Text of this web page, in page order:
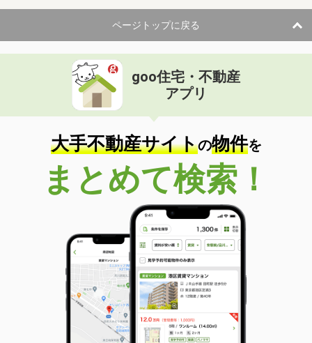
ページトップに戻る
goo住宅・不動産
アプリ
大手不動産サイトの物件を
まとめて検索！